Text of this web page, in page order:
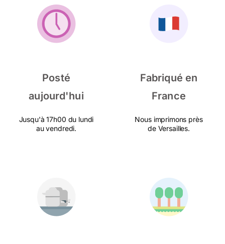
Posté
aujourd'hui
Jusqu'à 17h00 du lundi
au vendredi.
Fabriqué en
France
Nous imprimons près
de Versailles.